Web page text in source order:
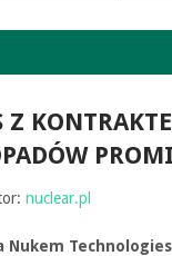
nuclear.pl